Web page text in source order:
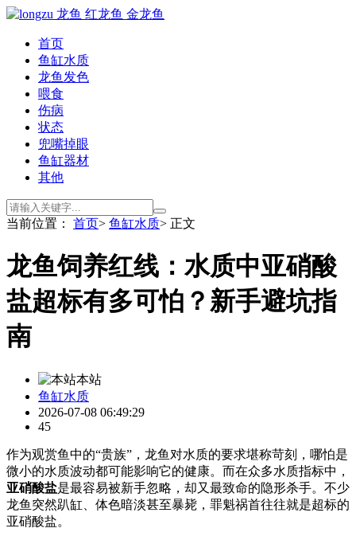
首页
鱼缸水质
龙鱼发色
喂食
伤病
状态
兜嘴掉眼
鱼缸器材
其他
当前位置： 首页> 鱼缸水质> 正文
龙鱼饲养红线：水质中亚硝酸
盐超标有多可怕？新手避坑指
南
本站
鱼缸水质
2026-07-08 06:49:29
45
作为观赏鱼中的“贵族”，龙鱼对水质的要求堪称苛刻，哪怕是
微小的水质波动都可能影响它的健康。而在众多水质指标中，
亚硝酸盐是最容易被新手忽略，却又最致命的隐形杀手。不少
龙鱼突然趴缸、体色暗淡甚至暴毙，罪魁祸首往往就是超标的
亚硝酸盐。